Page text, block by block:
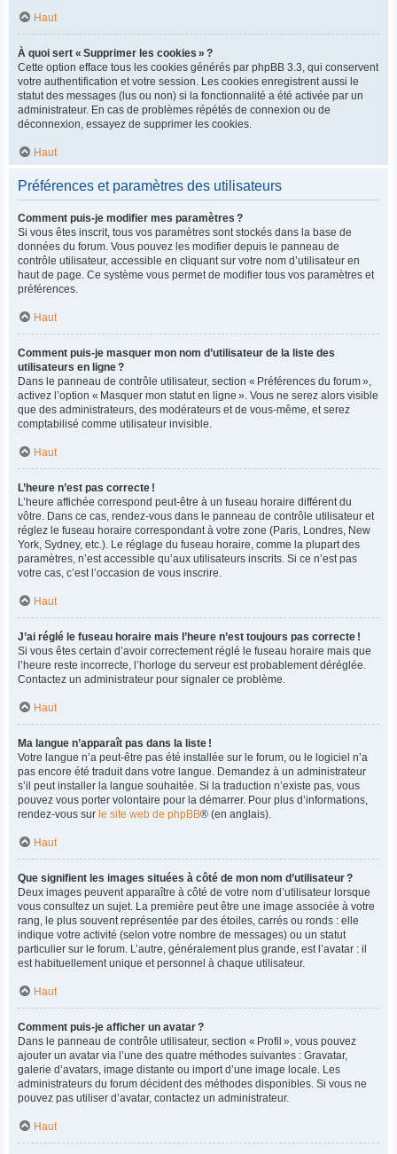
Haut
À quoi sert « Supprimer les cookies » ?
Cette option efface tous les cookies générés par phpBB 3.3, qui conservent
votre authentification et votre session. Les cookies enregistrent aussi le
statut des messages (lus ou non) si la fonctionnalité a été activée par un
administrateur. En cas de problèmes répétés de connexion ou de
déconnexion, essayez de supprimer les cookies.
Haut
Préférences et paramètres des utilisateurs
Comment puis-je modifier mes paramètres ?
Si vous êtes inscrit, tous vos paramètres sont stockés dans la base de
données du forum. Vous pouvez les modifier depuis le panneau de
contrôle utilisateur, accessible en cliquant sur votre nom d’utilisateur en
haut de page. Ce système vous permet de modifier tous vos paramètres et
préférences.
Haut
Comment puis-je masquer mon nom d’utilisateur de la liste des
utilisateurs en ligne ?
Dans le panneau de contrôle utilisateur, section « Préférences du forum »,
activez l’option « Masquer mon statut en ligne ». Vous ne serez alors visible
que des administrateurs, des modérateurs et de vous-même, et serez
comptabilisé comme utilisateur invisible.
Haut
L’heure n’est pas correcte !
L’heure affichée correspond peut-être à un fuseau horaire différent du
vôtre. Dans ce cas, rendez-vous dans le panneau de contrôle utilisateur et
réglez le fuseau horaire correspondant à votre zone (Paris, Londres, New
York, Sydney, etc.). Le réglage du fuseau horaire, comme la plupart des
paramètres, n’est accessible qu’aux utilisateurs inscrits. Si ce n’est pas
votre cas, c’est l’occasion de vous inscrire.
Haut
J’ai réglé le fuseau horaire mais l’heure n’est toujours pas correcte !
Si vous êtes certain d’avoir correctement réglé le fuseau horaire mais que
l’heure reste incorrecte, l’horloge du serveur est probablement déréglée.
Contactez un administrateur pour signaler ce problème.
Haut
Ma langue n’apparaît pas dans la liste !
Votre langue n’a peut-être pas été installée sur le forum, ou le logiciel n’a
pas encore été traduit dans votre langue. Demandez à un administrateur
s’il peut installer la langue souhaitée. Si la traduction n’existe pas, vous
pouvez vous porter volontaire pour la démarrer. Pour plus d’informations,
rendez-vous sur le site web de phpBB® (en anglais).
Haut
Que signifient les images situées à côté de mon nom d’utilisateur ?
Deux images peuvent apparaître à côté de votre nom d’utilisateur lorsque
vous consultez un sujet. La première peut être une image associée à votre
rang, le plus souvent représentée par des étoiles, carrés ou ronds : elle
indique votre activité (selon votre nombre de messages) ou un statut
particulier sur le forum. L’autre, généralement plus grande, est l’avatar : il
est habituellement unique et personnel à chaque utilisateur.
Haut
Comment puis-je afficher un avatar ?
Dans le panneau de contrôle utilisateur, section « Profil », vous pouvez
ajouter un avatar via l’une des quatre méthodes suivantes : Gravatar,
galerie d’avatars, image distante ou import d’une image locale. Les
administrateurs du forum décident des méthodes disponibles. Si vous ne
pouvez pas utiliser d’avatar, contactez un administrateur.
Haut